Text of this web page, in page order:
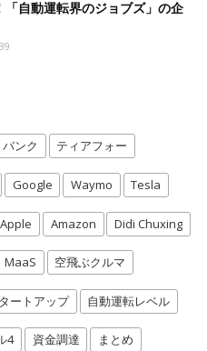
「自動運転界のジョブズ」の企
ンク ティアフォー
Google Waymo Tesla
Apple Amazon Didi Chuxing
MaaS 空飛ぶクルマ
ートアップ 自動運転レベル
4 資金調達 まとめ